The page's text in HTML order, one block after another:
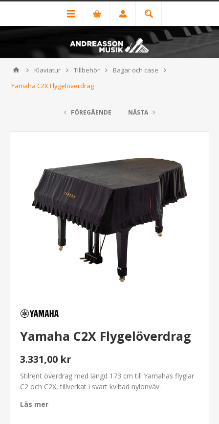
Klaviatur Tillbehör
Bagar och case
Yamaha C2X Flygelöverdrag
FÖREGÅENDE NÄSTA
Yamaha C2X Flygelöverdrag
3.331,00 kr
Stilrent överdrag med längd 173 cm till Yamahas flyglar
C2 och C2X, tillverkat i svart kviltad nylonväv.
Läs mer